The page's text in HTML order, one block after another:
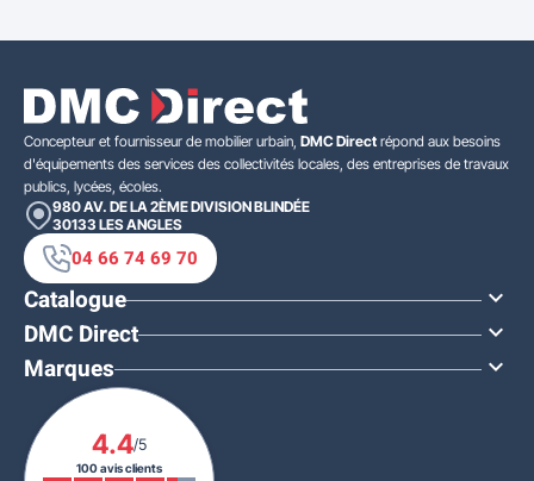
Concepteur et fournisseur de mobilier urbain, DMC Direct répond aux besoins
d'équipements des services des collectivités locales, des entreprises de travaux
publics, lycées, écoles.
980 AV. DE LA 2ÈME DIVISION BLINDÉE
30133 LES ANGLES
04 66 74 69 70
Catalogue 
DMC Direct 
Marques 
4.4/5
100 avis clients